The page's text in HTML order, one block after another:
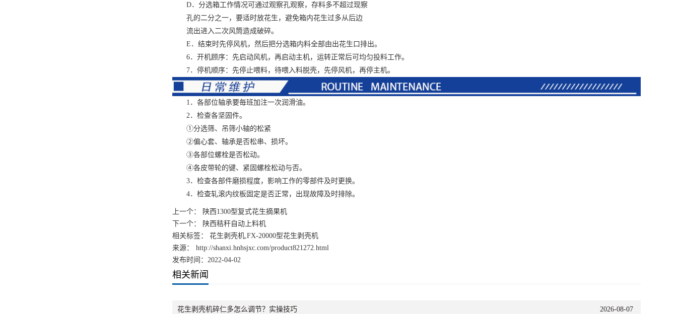
D．分选箱工作情况可通过观察孔观察，存料多不超过现察
孔的二分之一，要适时放花生，避免箱内花生过多从后边
流出进入二次风筒造成破碎。
E．结束时先停风机，然后把分选箱内料全部由出花生口排出。
6．开机顾序：先启动风机，再启动主机，运转正常后可均匀投料工作。
7．停机顺序：先停止喂料，待喂入料脱壳，先停风机，再停主机。
1．各部位轴承要毎班加注一次润滑油。
2．检查各坚固件。
①分选筛、吊筛小轴的松紧
②偏心套、轴承是否松串、损坏。
③各部位螺栓是否松动。
④各皮带轮的键、紧固螺栓松动与否。
3．检查各部件磨损程度，影响工作的零部件及时更换。
4．检查轧滚内纹板固定是否正常，出现故障及时排除。
上一个：
陕西1300型复式花生摘果机
下一个：
陕西秸秆自动上料机
相关标签： 花生剥壳机,FX-20000型花生剥壳机
来源：
http://shanxi.hnhsjxc.com/product821272.html
发布时间：2022-04-02
相关新闻
2026-08-07
花生剥壳机碎仁多怎么调节？实操技巧